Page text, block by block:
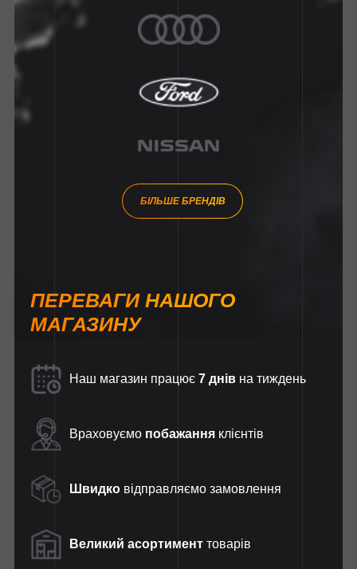
БІЛЬШЕ БРЕНДІВ
ПЕРЕВАГИ НАШОГО
МАГАЗИНУ
Наш магазин працює 7 днів на тиждень
Враховуємо побажання клієнтів
Швидко відправляємо замовлення
Великий асортимент товарів